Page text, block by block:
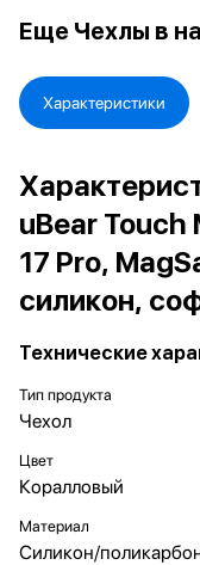
Еще Чехлы в
Характеристики
uBear Touch
17 Pro,
силикон,
Технические
Тип продукта
Чехол
Цвет
Коралловый
Материал
Силикон/